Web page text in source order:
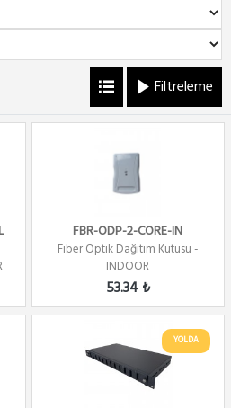
Filtreleme
FBR-ODP-2-CORE-IN
Fiber Optik Dağıtım Kutusu -
INDOOR
53.34 ₺
YOLDA